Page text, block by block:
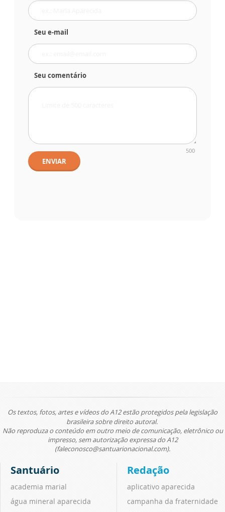
Seu e-mail
Seu comentário
500
ENVIAR
Os textos, fotos, artes e vídeos do A12 estão protegidos pela legislação
brasileira sobre direito autoral.
Não reproduza o conteúdo em outro meio de comunicação, eletrônico ou
impresso, sem autorização expressa do A12
(faleconosco@santuarionacional.com).
Santuário
academia marial
água mineral aparecida
Redação
aplicativo aparecida
campanha da fraternidade